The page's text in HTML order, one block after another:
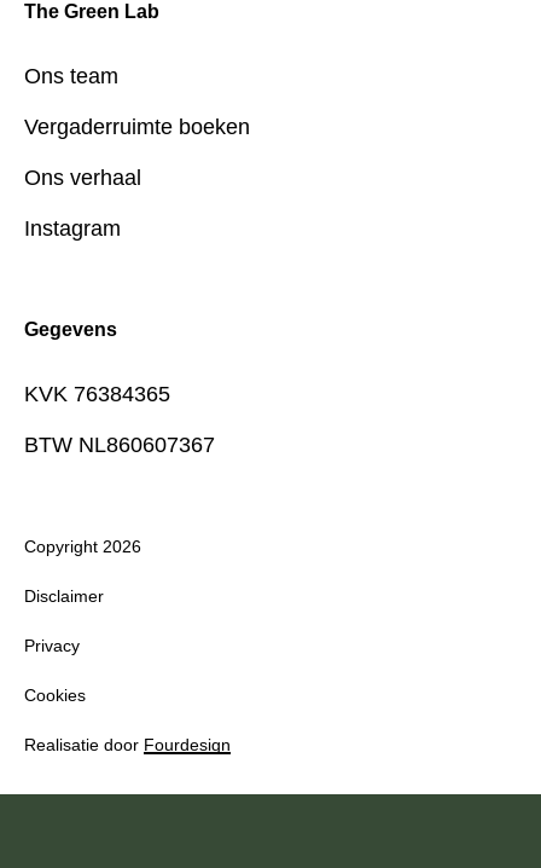
The Green Lab
Ons team
Vergaderruimte boeken
Ons verhaal
Instagram
Gegevens
KVK 76384365
BTW NL860607367
Copyright 2026
Disclaimer
Privacy
Cookies
Realisatie door Fourdesign